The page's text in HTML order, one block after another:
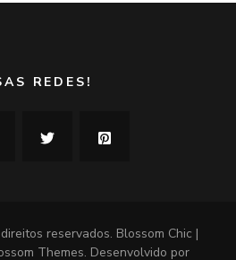
REDES!
reservados. Blossom Chic |
Themes. Desenvolvido por